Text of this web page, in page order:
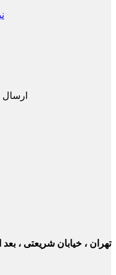
نیم
ارسال به
، خیابان شریعتی ، بعد از